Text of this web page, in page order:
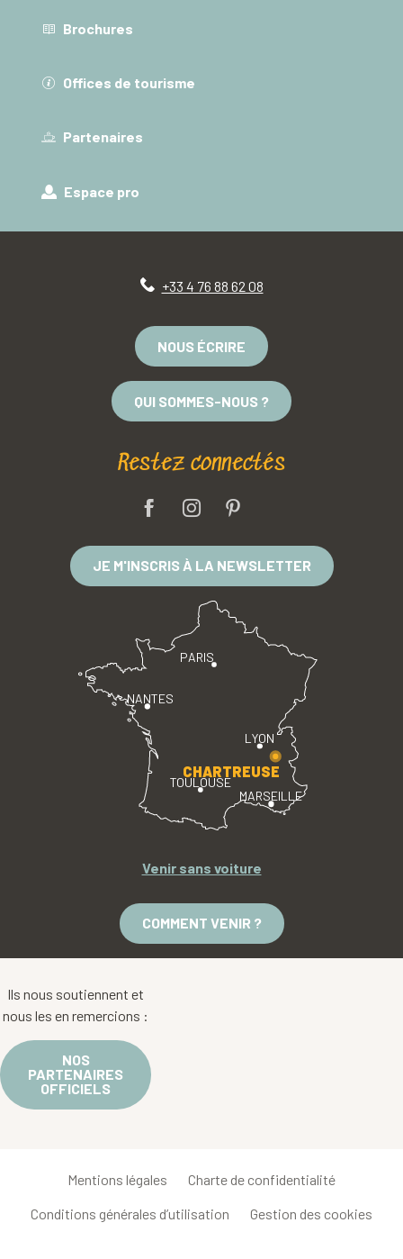
Brochures
Offices de tourisme
Partenaires
Espace pro
+33 4 76 88 62 08
NOUS ÉCRIRE
QUI SOMMES-NOUS ?
Restez connectés
JE M'INSCRIS À LA NEWSLETTER
PARIS
LYON
TOULOUSE
MARSEILLE
NANTES
CHARTREUSE
Venir sans voiture
COMMENT VENIR ?
Ils nous soutiennent et
nous les en remercions :
NOS
PARTENAIRES
OFFICIELS
Mentions légales Charte de confidentialité
Conditions générales d’utilisation Gestion des cookies